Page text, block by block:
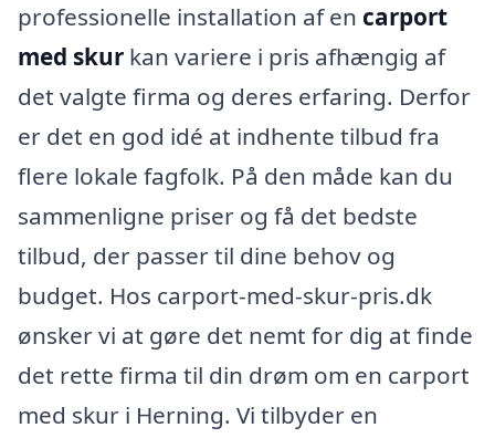
professionelle installation af en carport
med skur kan variere i pris afhængig af
det valgte firma og deres erfaring. Derfor
er det en god idé at indhente tilbud fra
flere lokale fagfolk. På den måde kan du
sammenligne priser og få det bedste
tilbud, der passer til dine behov og
budget. Hos carport-med-skur-pris.dk
ønsker vi at gøre det nemt for dig at finde
det rette firma til din drøm om en carport
med skur i Herning. Vi tilbyder en